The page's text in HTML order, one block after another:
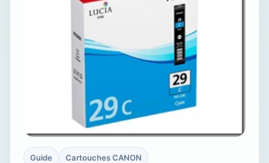
Guide Cartouches CANON